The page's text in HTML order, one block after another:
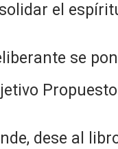
el espíritu
se
dese al